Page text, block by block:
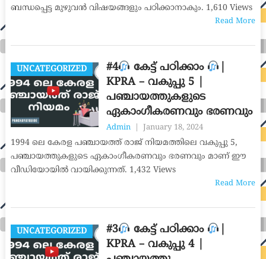
ബന്ധപ്പെട്ട മുഴുവൻ വിഷയങ്ങളും പഠിക്കാനാകും. 1,610 Views
Read More
UNCATEGORIZED #4 കേട്ട് പഠിക്കാം
KPRA – വകുപ്പു 5 |
പഞ്ചായത്തുകളുടെ
ഏകാംഗീകരണവും ഭരണവും
Admin January 18, 2024
1994 ലെ കേരള പഞ്ചായത്ത് രാജ് നിയമത്തിലെ വകുപ്പു 5,
പഞ്ചായത്തുകളുടെ ഏകാംഗീകരണവും ഭരണവും മാണ് ഈ
വീഡിയോയിൽ വായിക്കുന്നത്. 1,432 Views
Read More
UNCATEGORIZED #3 കേട്ട് പഠിക്കാം
KPRA – വകുപ്പു 4 |